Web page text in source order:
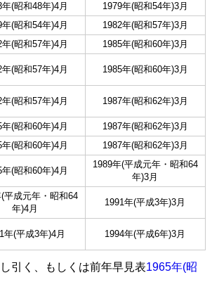
年(昭和48年)4月
1979年(昭和54年)3月
年(昭和54年)4月
1982年(昭和57年)3月
年(昭和57年)4月
1985年(昭和60年)3月
年(昭和57年)4月 1985年(昭和60年)3月
年(昭和57年)4月 1987年(昭和62年)3月
年(昭和60年)4月
1987年(昭和62年)3月
年(昭和60年)4月 1987年(昭和62年)3月
年(昭和60年)4月
1989年(平成元年・昭和64
年)3月
(平成元年・昭和64
年)4月
1991年(平成3年)3月
年(平成3年)4月 1994年(平成6年)3月
引く、もしくは前年早見表1965年(昭